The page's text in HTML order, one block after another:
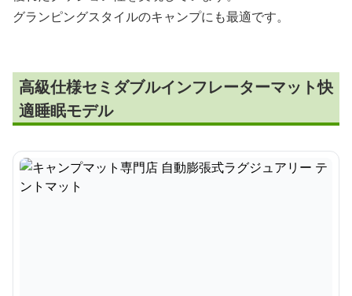
グランピングスタイルのキャンプにも最適です。
高級仕様セミダブルインフレーターマット快
適睡眠モデル